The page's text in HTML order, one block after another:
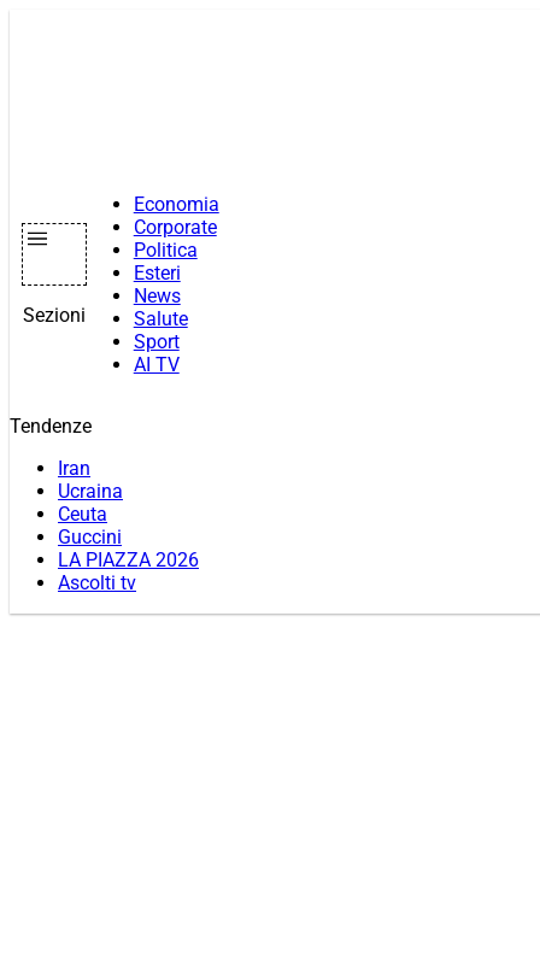
Sezioni
Economia
Corporate
Politica
Esteri
News
Salute
Sport
AI TV
Tendenze
Iran
Ucraina
Ceuta
Guccini
LA PIAZZA 2026
Ascolti tv